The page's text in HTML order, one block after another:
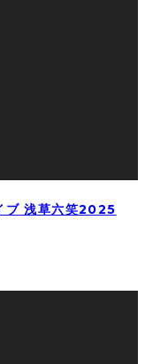
ブ 浅草六笑2025